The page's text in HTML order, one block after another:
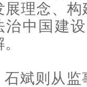
展理念、
治中国建
。
石斌则从监